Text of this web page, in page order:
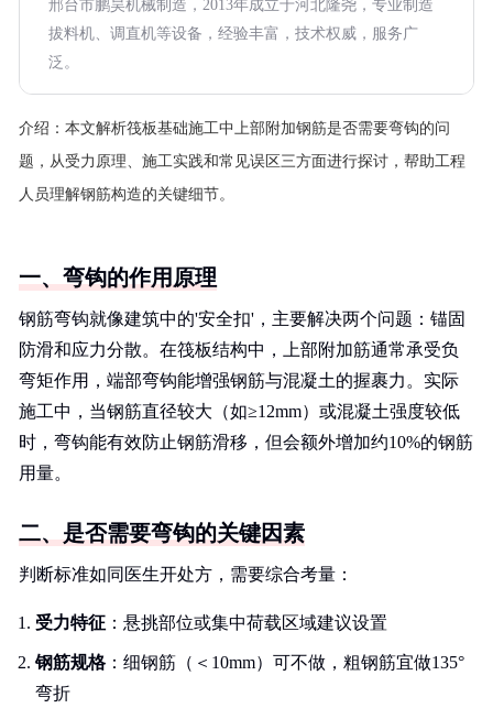
邢台市鹏昊机械制造，2013年成立于河北隆尧，专业制造
拔料机、调直机等设备，经验丰富，技术权威，服务广
泛。
介绍： 本文解析筏板基础施工中上部附加钢筋是否需要弯钩的问
题，从受力原理、施工实践和常见误区三方面进行探讨，帮助工程
人员理解钢筋构造的关键细节。
一、弯钩的作用原理
钢筋弯钩就像建筑中的'安全扣'，主要解决两个问题：锚固
防滑和应力分散。在筏板结构中，上部附加筋通常承受负
弯矩作用，端部弯钩能增强钢筋与混凝土的握裹力。实际
施工中，当钢筋直径较大（如≥12mm）或混凝土强度较低
时，弯钩能有效防止钢筋滑移，但会额外增加约10%的钢筋
用量。
二、是否需要弯钩的关键因素
判断标准如同医生开处方，需要综合考量：
受力特征 ：悬挑部位或集中荷载区域建议设置
钢筋规格：细钢筋（＜10mm）可不做，粗钢筋宜做135°
弯折